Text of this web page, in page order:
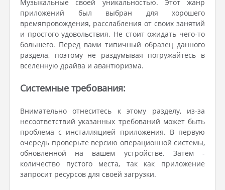
Музыкальные своей уникальностью. Этот жанр
приложений был выбран для хорошего
времяпровождения, расслабления от своих занятий
и простого удовольствия. Не стоит ожидать чего-то
большего. Перед вами типичный образец данного
раздела, поэтому не раздумывая погружайтесь в
вселенную драйва и авантюризма.
Системные требования:
Внимательно отнеситесь к этому разделу, из-за
несоответствий указанных требований может быть
проблема с инсталляцией приложения. В первую
очередь проверьте версию операционной системы,
обновленной на вашем устройстве. Затем -
количество пустого места, так как приложение
запросит ресурсов для своей загрузки.